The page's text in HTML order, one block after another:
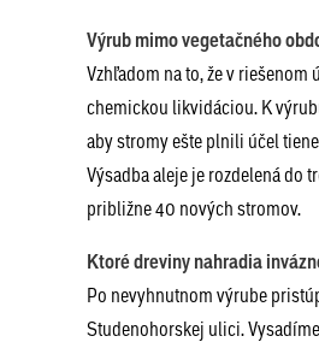
Výrub mimo vegetačného
Vzhľadom na to, že v
chemickou likvidáciou. K
aby stromy ešte plnili účel
Výsadba aleje je rozdelená do
približne 40 nových stromov.
Ktoré dreviny nahradia
Po nevyhnutnom výrube
Studenohorskej ulici.